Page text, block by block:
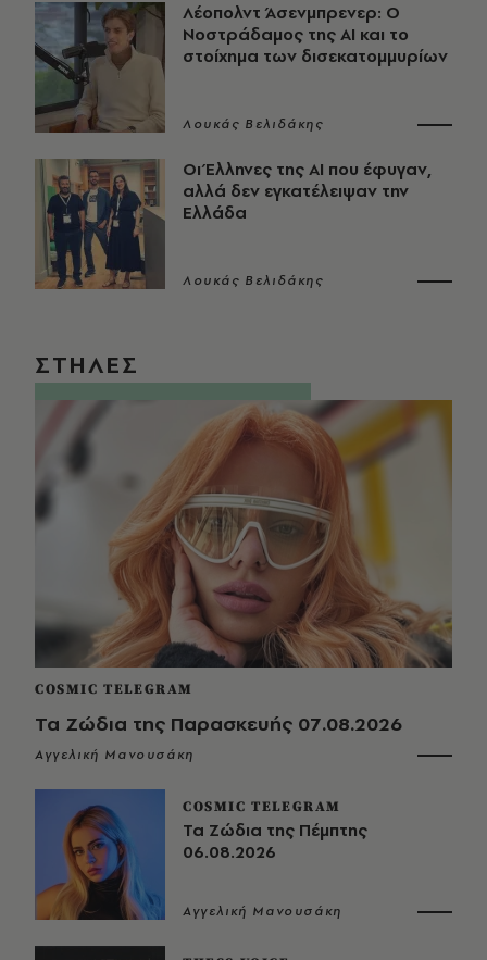
Λέοπολντ Άσενμπρενερ: Ο
Νοστράδαμος της AI και το
στοίχημα των δισεκατομμυρίων
Λουκάς Βελιδάκης
Οι Έλληνες της ΑΙ που έφυγαν,
αλλά δεν εγκατέλειψαν την
Ελλάδα
Λουκάς Βελιδάκης
ΣΤΗΛΕΣ
COSMIC TELEGRAM
Τα Ζώδια της Παρασκευής 07.08.2026
Αγγελική Μανουσάκη
COSMIC TELEGRAM
Τα Ζώδια της Πέμπτης
06.08.2026
Αγγελική Μανουσάκη